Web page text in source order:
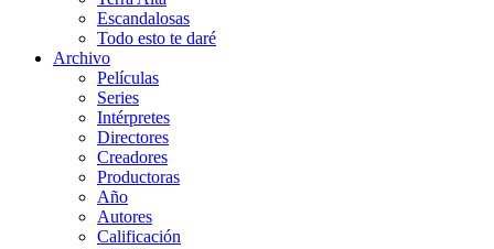
Escandalosas
Todo esto te daré
Archivo
Películas
Series
Intérpretes
Directores
Creadores
Productoras
Año
Autores
Calificación